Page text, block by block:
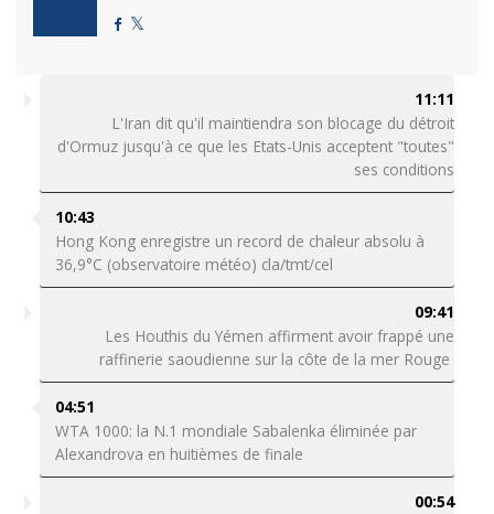
11:11
L'Iran dit qu'il maintiendra son blocage du détroit
d'Ormuz jusqu'à ce que les Etats-Unis acceptent "toutes"
ses conditions
10:43
Hong Kong enregistre un record de chaleur absolu à
36,9°C (observatoire météo) cla/tmt/cel
09:41
Les Houthis du Yémen affirment avoir frappé une
raffinerie saoudienne sur la côte de la mer Rouge
04:51
WTA 1000: la N.1 mondiale Sabalenka éliminée par
Alexandrova en huitièmes de finale
00:54